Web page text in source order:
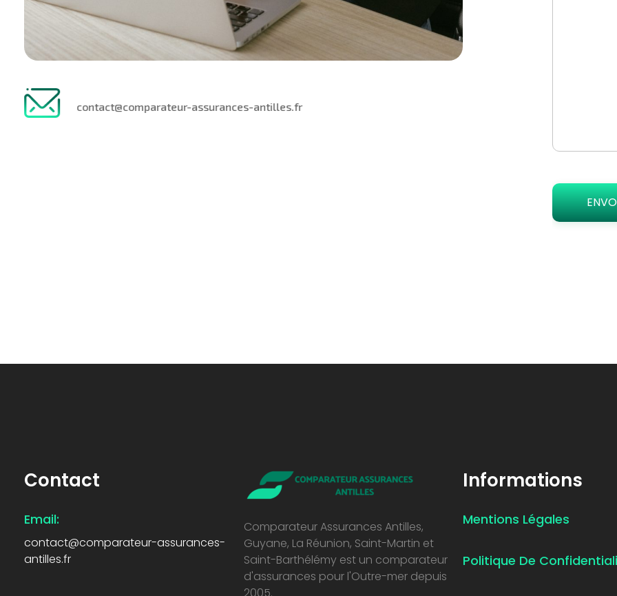
contact@comparateur-assurances-antilles.fr
Contact
Email:
contact@comparateur-assurances-
antilles.fr
Comparateur Assurances Antilles,
Guyane, La Réunion, Saint-Martin et
Saint-Barthélémy est un comparateur
d'assurances pour l'Outre-mer depuis
2005.
Informations
Mentions Légales
Politique De